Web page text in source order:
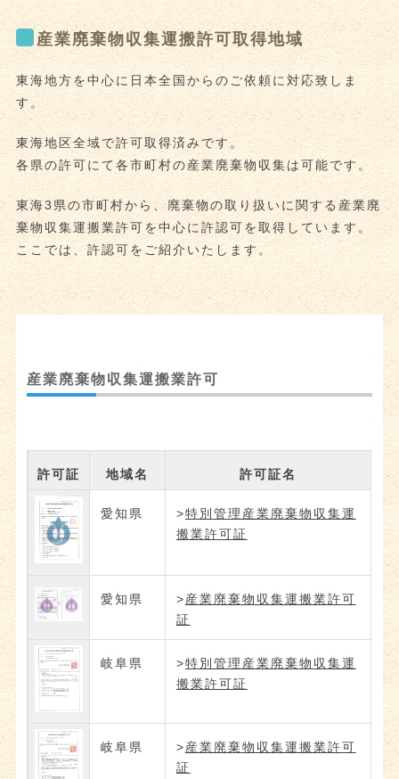
産業廃棄物収集運搬許可取得地域
東海地方を中心に日本全国からのご依頼に対応致しま
す。
東海地区全域で許可取得済みです。
各県の許可にて各市町村の産業廃棄物収集は可能です。
東海3県の市町村から、廃棄物の取り扱いに関する産業廃
棄物収集運搬業許可を中心に許認可を取得しています。
ここでは、許認可をご紹介いたします。
産業廃棄物収集運搬業許可
許可証 地域名 許可証名
愛知県 >特別管理産業廃棄物収集運
搬業許可証
愛知県 >産業廃棄物収集運搬業許可
証
岐阜県 >特別管理産業廃棄物収集運
搬業許可証
岐阜県 >産業廃棄物収集運搬業許可
証